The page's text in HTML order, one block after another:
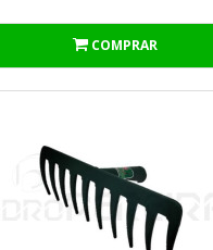
COMPRAR